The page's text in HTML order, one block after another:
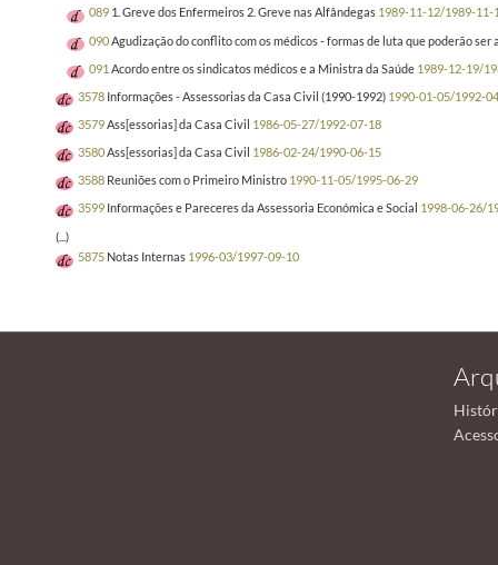
089 1. Greve dos Enfermeiros 2. Greve nas Alfândegas 1989-11-12/1989-11-
090Agudização do conflito com os médicos - formas de luta que poderão ser
091 Acordo entre os sindicatos médicos e a Ministra da Saúde 1989-12-19/
3578 Informações - Assessorias da Casa Civil (1990-1992) 1990-01-05/1992-
3579Ass[essorias] da Casa Civil 1986-05-27/1992-07-18
3580Ass[essorias] da Casa Civil 1986-02-24/1990-06-15
3588 Reuniões com o Primeiro Ministro 1990-11-05/1995-06-29
3599 Informações e Pareceres da Assessoria Económica e Social 1998-06-26/
(...)
5875 Notas Internas 1996-03/1997-09-10